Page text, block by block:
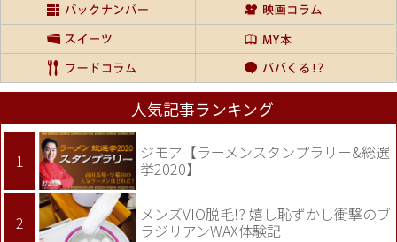
人気記事ランキング
ジモア【ラーメンスタンプラリー&総選
挙2020】
メンズVIO脱毛!? 嬉し恥ずかし衝撃のブ
ラジリアンWAX体験記